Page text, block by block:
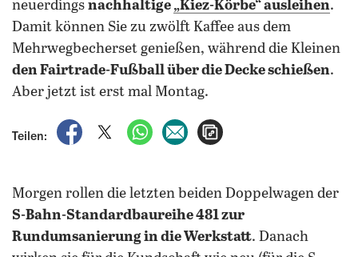
neuerdings nachhaltige „Kiez-Körbe“ ausleihen.
Damit können Sie zu zwölft Kaffee aus dem
Mehrwegbecherset genießen, während die Kleinen
den Fairtrade-Fußball über die Decke schießen.
Aber jetzt ist erst mal Montag.
Teilen:
auf Facebook teilen
auf X teilenper WhatsApp teilen
per E-Mail teilen
Morgen rollen die letzten beiden Doppelwagen der
S-Bahn-Standardbaureihe 481 zur
Rundumsanierung in die Werkstatt. Danach